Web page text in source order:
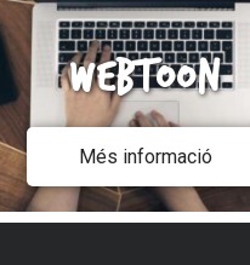
Webtoon
Més informació